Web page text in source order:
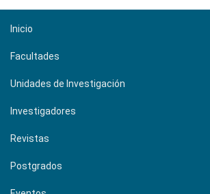
Inicio
Facultades
Unidades de Investigación
Investigadores
Revistas
Postgrados